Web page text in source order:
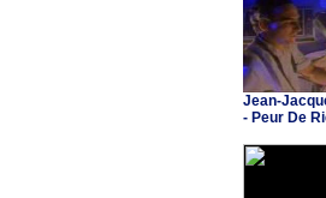
Jean-
- Peur De